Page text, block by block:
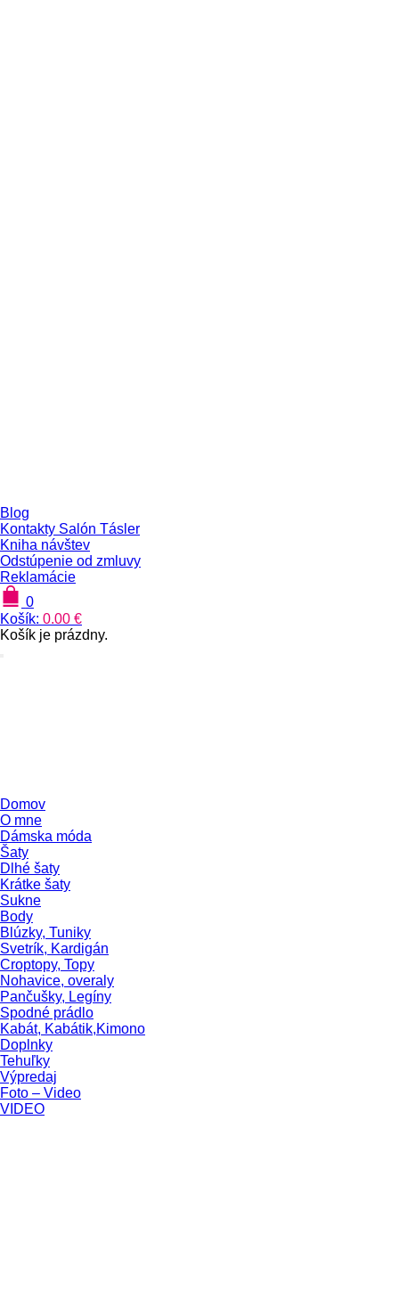
Blog
Kontakty Salón Tásler
Kniha návštev
Odstúpenie od zmluvy
Reklamácie
0
Košík: 0.00 €
Košík je prázdny.
Domov
O mne
Dámska móda
Šaty
Dlhé šaty
Krátke šaty
Sukne
Body
Blúzky, Tuniky
Svetrík, Kardigán
Croptopy, Topy
Nohavice, overaly
Pančušky, Legíny
Spodné prádlo
Kabát, Kabátik,Kimono
Doplnky
Tehuľky
Výpredaj
Foto – Video
VIDEO